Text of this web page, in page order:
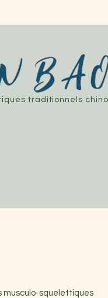
traditionnels
musculo-squelettiques